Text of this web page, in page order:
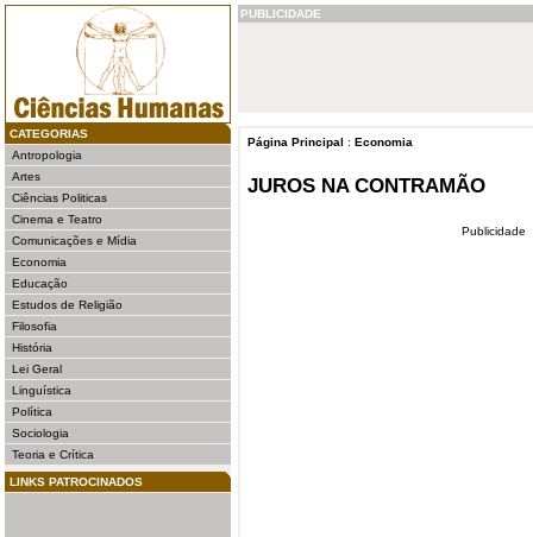
CATEGORIAS
Antropologia
Artes
Ciências Politicas
Cinema e Teatro
Comunicações e Mídia
Economia
Educação
Estudos de Religião
Filosofia
História
Lei Geral
Linguística
Política
Sociologia
Teoria e Crítica
LINKS PATROCINADOS
PUBLICIDADE
Página Principal : Economia
JUROS NA CONTRAMÃO
Publicidade